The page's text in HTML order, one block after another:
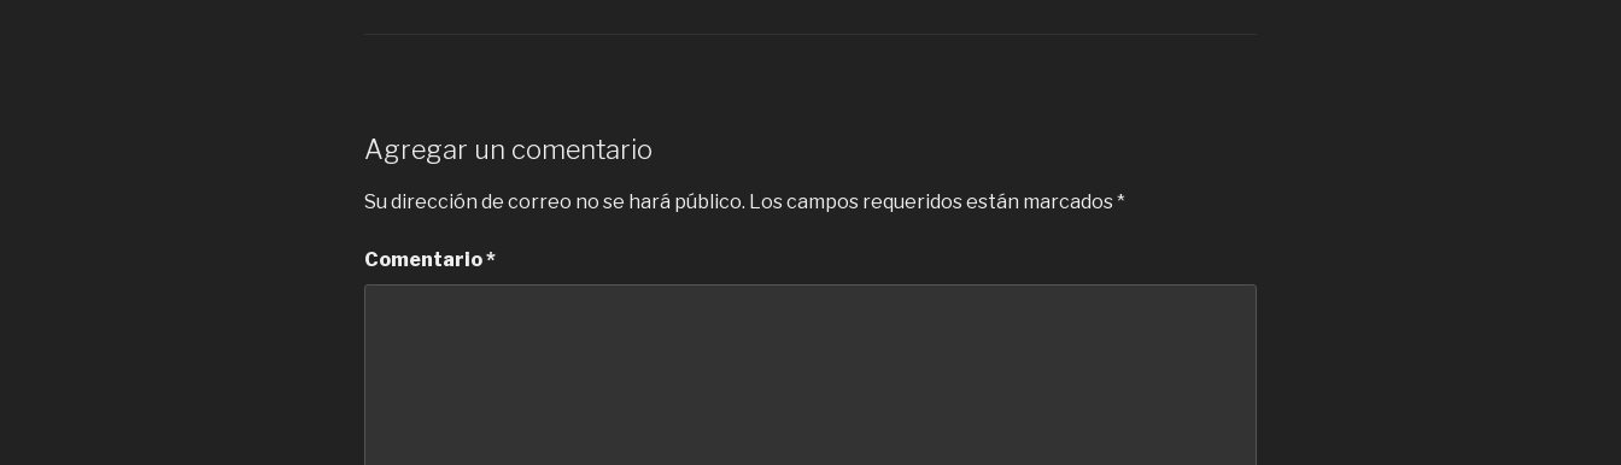
Agregar un comentario
Su dirección de correo no se hará público. Los campos requeridos están marcados*
Comentario*